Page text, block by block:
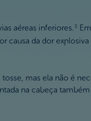
aéreas inferiores. 3
causa da dor
mas ela não é
na cabeça